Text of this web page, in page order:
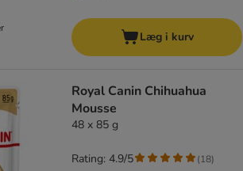
Læg i kurv
Royal Canin Chihuahua
Mousse
48 x 85 g
Rating: 4.9/5 (18)